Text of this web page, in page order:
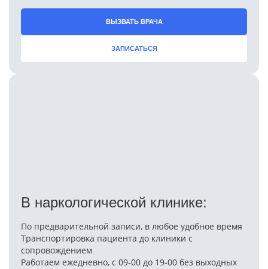
ВЫЗВАТЬ ВРАЧА
ЗАПИСАТЬСЯ
В наркологической клинике:
По предварительной записи, в любое удобное время
Транспортировка пациента до клиники с
сопровождением
Работаем ежедневно, с 09-00 до 19-00 без выходных